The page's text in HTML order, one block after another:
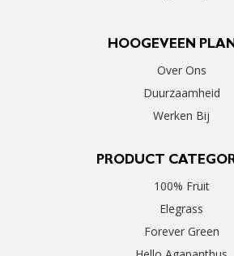
HOOGEVEEN
Over Ons
Duurzaamheid
Werken Bij
PRODUCT
100% Fruit
Elegrass
Forever Green